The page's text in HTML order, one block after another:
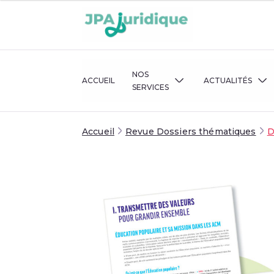
ACCUEIL
NOS
SERVICES
RÈGLEMENTATION
CONSEIL ET
INTERVENTIONS JURIDIQUES
VEILLE JURIDIQUE
ACTUALITÉS
FLASH ACTU
FOCUS
Accueil Revue Dossiers thématiques